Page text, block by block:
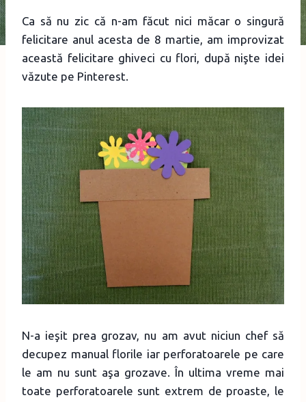
Ca să nu zic că n-am făcut nici măcar o singură
felicitare anul acesta de 8 martie, am improvizat
această felicitare ghiveci cu flori, după nişte idei
văzute pe Pinterest.
N-a ieşit prea grozav, nu am avut niciun chef să
decupez manual florile iar perforatoarele pe care
le am nu sunt aşa grozave. În ultima vreme mai
toate perforatoarele sunt extrem de proaste, le